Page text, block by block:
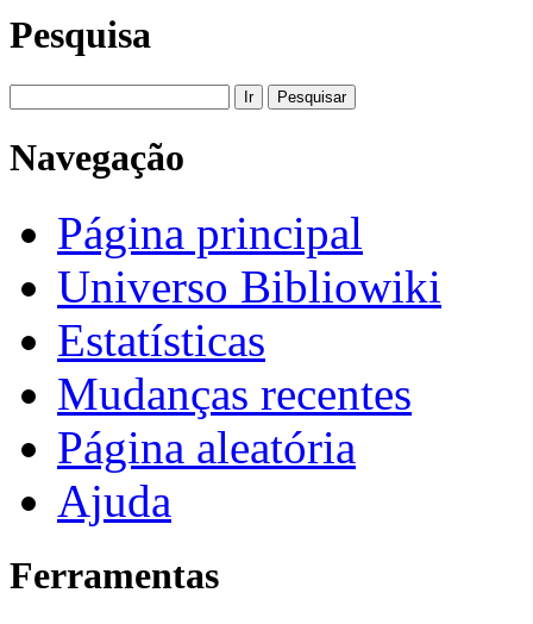
Pesquisa
Navegação
Página principal
Universo Bibliowiki
Estatísticas
Mudanças recentes
Página aleatória
Ajuda
Ferramentas